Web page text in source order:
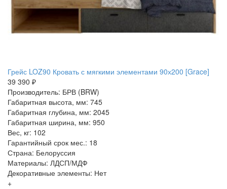
Грейс LOZ90 Кровать с мягкими элементами 90х200 [Grace]
39 390 ₽
Производитель: БРВ (BRW)
Габаритная высота, мм: 745
Габаритная глубина, мм: 2045
Габаритная ширина, мм: 950
Вес, кг: 102
Гарантийный срок мес.: 18
Страна: Белоруссия
Материалы: ЛДСП/МДФ
Декоративные элементы: Нет
+